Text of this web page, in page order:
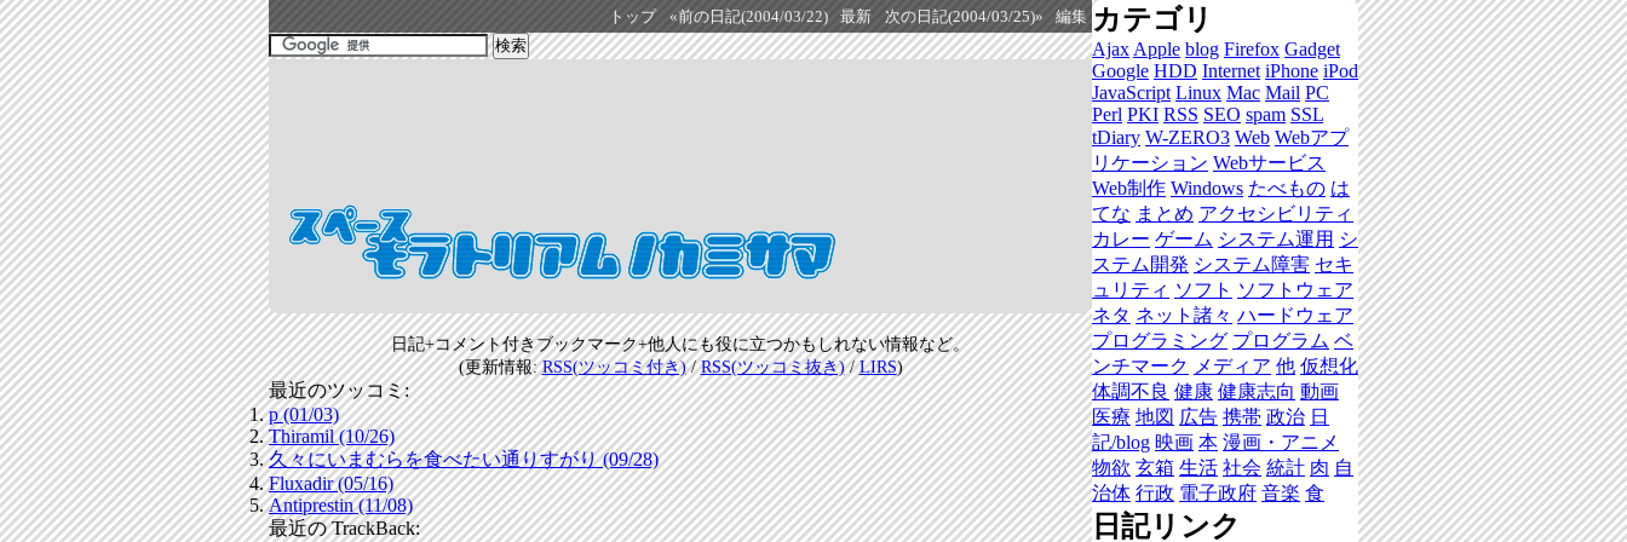
トップ «前の日記(2004/03/22) 最新 次の日記(2004/03/25)» 編集
日記+コメント付きブックマーク+他人にも役に立つかもしれない情報など。
(更新情報:RSS(ツッコミ付き)/RSS(ツッコミ抜き)/LIRS)
最近のツッコミ:
p (01/03)
Thiramil (10/26)
久々にいまむらを食べたい通りすがり (09/28)
Fluxadir (05/16)
Antiprestin (11/08)
最近の TrackBack:
カテゴリ
Ajax Apple blog Firefox Gadget
Google HDD Internet iPhone iPod
JavaScript Linux Mac Mail PC
Perl PKI RSS SEO spam SSL
tDiary W-ZERO3 Web Webアプ
リケーション Webサービス
Web制作 Windows たべもの は
てな まとめ アクセシビリティ
カレー ゲーム システム運用 シ
ステム開発 システム障害 セキ
ュリティ ソフト ソフトウェア
ネタ ネット諸々 ハードウェア
プログラミング プログラム ベ
ンチマーク メディア 他 仮想化
体調不良 健康 健康志向 動画
医療 地図 広告 携帯 政治 日
記/blog 映画 本 漫画・アニメ
物欲 玄箱 生活 社会 統計 肉 自
治体 行政 電子政府 音楽 食
日記リンク